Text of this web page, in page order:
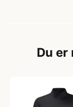
Du er